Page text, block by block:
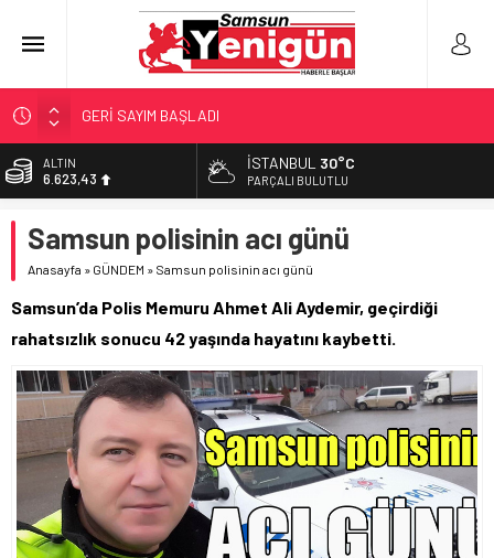
GERİ SAYIM BAŞLADI
SAMSUNSPOR’DA HEDEF 5’İNCİLİK!
‘BAFRA’YA YATIRIM YAPIN!’
YÖNETİCİ SEÇERKEN YAPILAN EN BÜYÜK HATALAR
ALTIN
6.623,43
13.785,25
DOLAR
55,0748
İSTANBUL 30°C
PARÇALI BULUTLU
Samsun polisinin acı günü
Anasayfa » GÜNDEM » Samsun polisinin acı günü
Samsun’da Polis Memuru Ahmet Ali Aydemir, geçirdiği
rahatsızlık sonucu 42 yaşında hayatını kaybetti.